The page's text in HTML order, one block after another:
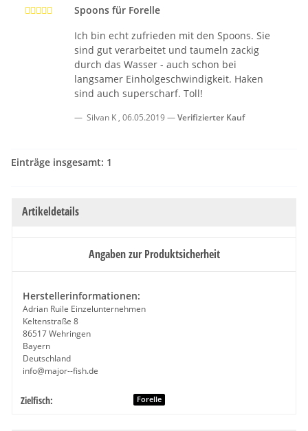
Spoons für Forelle
Ich bin echt zufrieden mit den Spoons. Sie
sind gut verarbeitet und taumeln zackig
durch das Wasser - auch schon bei
langsamer Einholgeschwindigkeit. Haken
sind auch superscharf. Toll!
Silvan K , 06.05.2019 Verifizierter Kauf
Einträge insgesamt: 1
Artikeldetails
Angaben zur Produktsicherheit
Herstellerinformationen:
Adrian Ruile Einzelunternehmen
Keltenstraße 8
86517 Wehringen
Bayern
Deutschland
info@major--fish.de
Produkteigenschaft
Wert
Zielfisch: Forelle